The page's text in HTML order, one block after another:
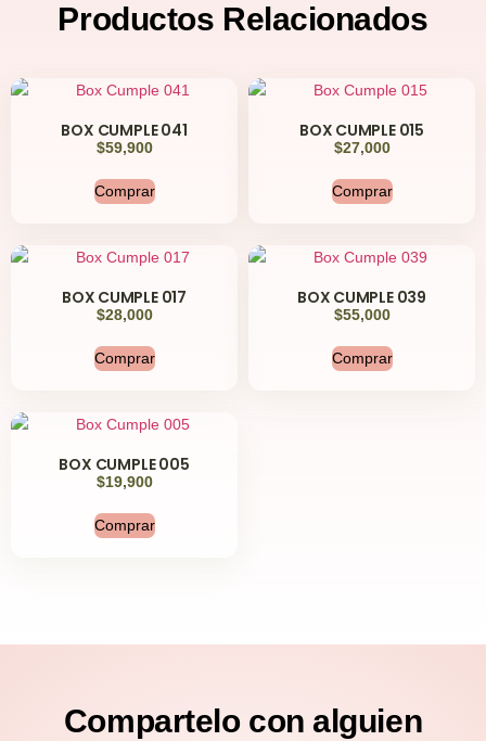
Productos Relacionados
BOX CUMPLE 041
$59,900
Comprar
BOX CUMPLE 015
$27,000
Comprar
BOX CUMPLE 017
$28,000
Comprar
BOX CUMPLE 039
$55,000
Comprar
BOX CUMPLE 005
$19,900
Comprar
Compartelo con alguien